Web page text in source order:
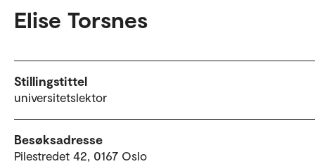
Elise Torsnes
Stillingstittel
universitetslektor
Besøksadresse
Pilestredet 42, 0167 Oslo